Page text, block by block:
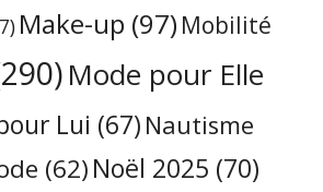
Make-up (97) Mobilité
Mode pour Elle
Lui (67) Nautisme
(62)Noël 2025 (70)